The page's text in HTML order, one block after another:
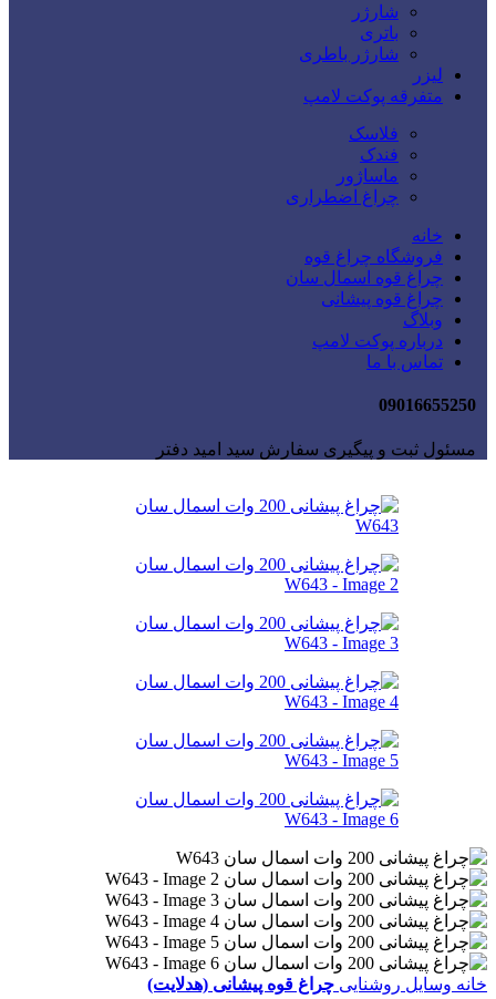
شارژر
باتری
شارژر باطری
لیزر
متفرقه پوکت لامپ
فلاسک
فندک
ماساژور
چراغ اضطراری
خانه
فروشگاه چراغ قوه
چراغ قوه اسمال سان
چراغ قوه پیشانی
وبلاگ
درباره پوکت لامپ
تماس با ما
09016655250
مسئول ثبت و پیگیری سفارش سید امید دفتر
خانه وسایل روشنایی چراغ قوه پیشانی (هدلایت)